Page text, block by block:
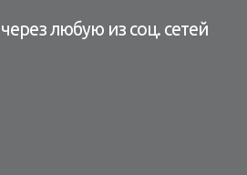
любую из соц. сетей